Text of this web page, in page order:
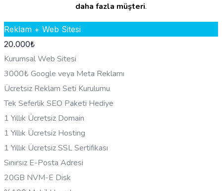
daha fazla müşteri.
Reklam + Web Sitesi
20.000₺
Kurumsal Web Sitesi
3000₺ Google veya Meta Reklamı
Ücretsiz Reklam Seti Kurulumu
Tek Seferlik SEO Paketi Hediye
1 Yıllık Ücretsiz Domain
1 Yıllık Ücretsiz Hosting
1 Yıllık Ücretsiz SSL Sertifikası
Sınırsız E-Posta Adresi
20GB NVM-E Disk